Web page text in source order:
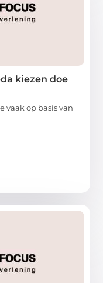
kiezen doe
vaak op basis van